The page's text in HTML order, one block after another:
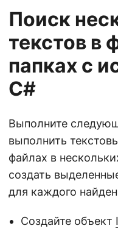
Поиск
текстов в
папках с
C#
Выполните
выполнить
файлах в
создать
для каждого
Создайте объект